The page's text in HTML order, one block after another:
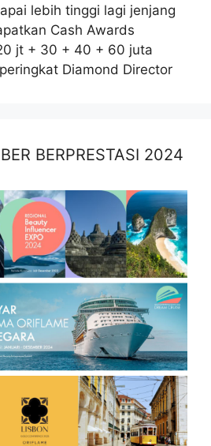
lebih tinggi lagi jenjang
Cash Awards
jt + 30 + 40 + 60 juta
Diamond Director
BERPRESTASI 2024